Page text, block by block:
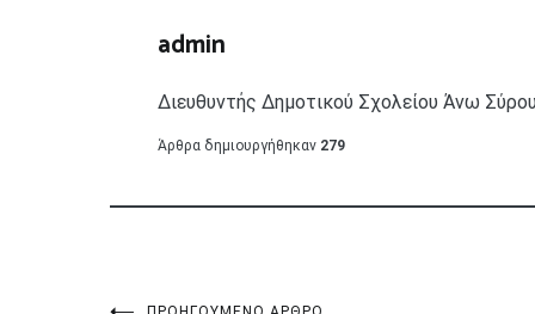
admin
Διευθυντής Δημοτικού Σχολείου Άνω Σύρου
Άρθρα δημιουργήθηκαν 279